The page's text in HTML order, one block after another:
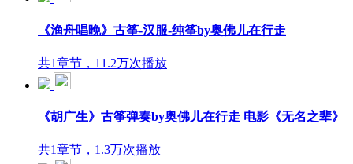
《渔舟唱晚》古筝-汉服-纯筝by奥佛儿在行走
共1章节，11.2万次播放
《胡广生》古筝弹奏by奥佛儿在行走 电影《无名之辈》
共1章节，1.3万次播放